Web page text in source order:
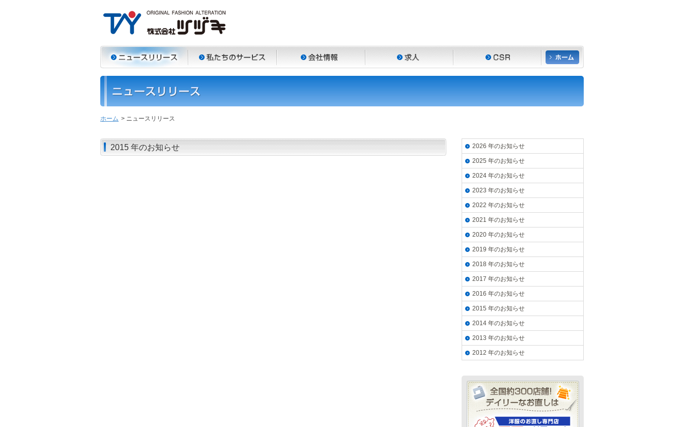
ホーム > ニュースリリース
2026 年のお知らせ
2025 年のお知らせ
2024 年のお知らせ
2023 年のお知らせ
2022 年のお知らせ
2021 年のお知らせ
2020 年のお知らせ
2019 年のお知らせ
2018 年のお知らせ
2017 年のお知らせ
2016 年のお知らせ
2015 年のお知らせ
2014 年のお知らせ
2013 年のお知らせ
2012 年のお知らせ
2015 年のお知らせ